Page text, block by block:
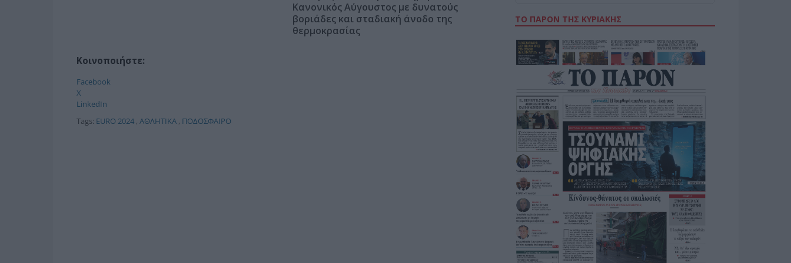
Κανονικός Αύγουστος με δυνατούς
βοριάδες και σταδιακή άνοδο της
θερμοκρασίας
Κοινοποιήστε:
Facebook
X
LinkedIn
Tags: EURO 2024, ΑΘΛΗΤΙΚΑ, ΠΟΔΟΣΦΑΙΡΟ
ΤΟ ΠΑΡΟΝ ΤΗΣ ΚΥΡΙΑΚΗΣ